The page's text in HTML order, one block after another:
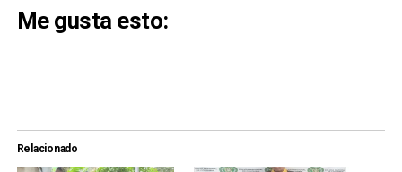
Me gusta esto:
Relacionado